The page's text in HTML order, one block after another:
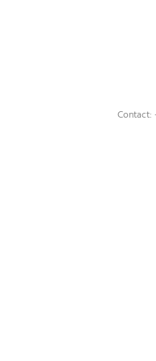
Contact: